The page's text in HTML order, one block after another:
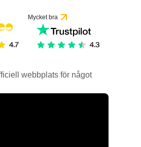
Mycket bra
webbplats för något